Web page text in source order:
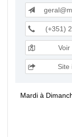
(+351)
Voir
Site
Mardi à